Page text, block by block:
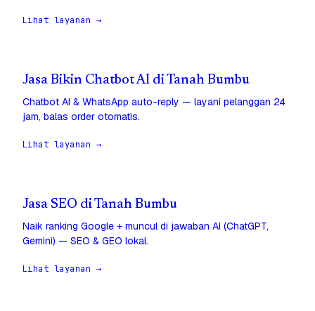
Lihat layanan →
Jasa Bikin Chatbot AI di Tanah Bumbu
Chatbot AI & WhatsApp auto-reply — layani pelanggan 24
jam, balas order otomatis.
Lihat layanan →
Jasa SEO di Tanah Bumbu
Naik ranking Google + muncul di jawaban AI (ChatGPT,
Gemini) — SEO & GEO lokal.
Lihat layanan →